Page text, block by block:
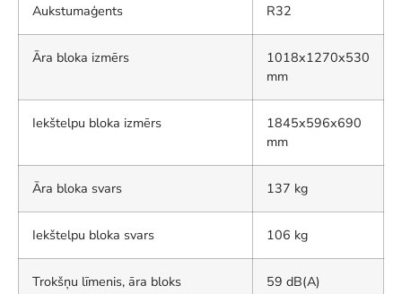
Aukstumaģents R32
Āra bloka izmērs
1018x1270x530
mm
Iekštelpu bloka izmērs
1845x596x690
mm
Āra bloka svars 137 kg
Iekštelpu bloka svars 106 kg
Trokšņu līmenis, āra bloks 59 dB(A)